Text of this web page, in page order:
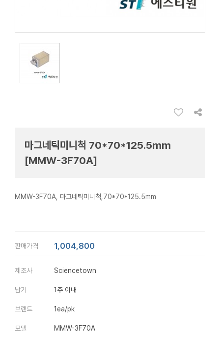
마그네틱미니척 70*70*125.5mm
[MMW-3F70A]
MMW-3F70A, 마그네틱미니척,70*70*125.5mm
판매가격 1,004,800
제조사 Sciencetown
납기 1주 이내
브랜드 1ea/pk
모델 MMW-3F70A